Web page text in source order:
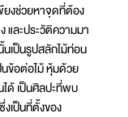
ยงช่วยหาจุดที่ต้อง
และประวัติความมา
เป็นรูปสลักไม้ท่อน
ข้อต่อไม้ หุ้มด้วย
ได้ เป็นศิลปะที่พบ
เป็นที่ตั้งของ